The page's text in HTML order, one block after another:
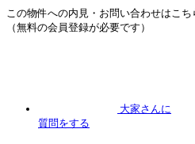
この物件への内見・お問い合わせはこち
（無料の会員登録が必要です）
大家さんに
質問をする